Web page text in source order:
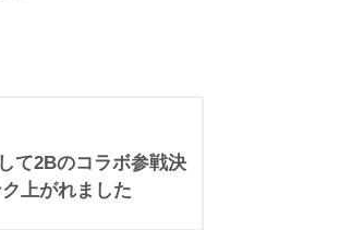
て2Bのコラボ参戦決
上がれました